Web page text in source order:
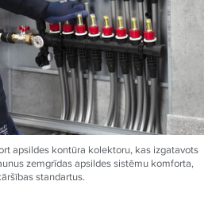
apsildes kontūra kolektoru, kas izgatavots
zemgrīdas apsildes sistēmu komforta,
standartus.